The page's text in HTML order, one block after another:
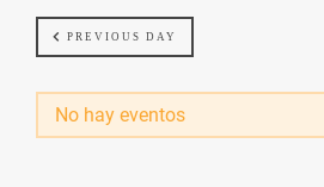
PREVIOUS DAY
No hay eventos